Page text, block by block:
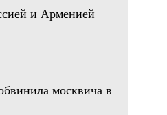
и Арменией
москвича в